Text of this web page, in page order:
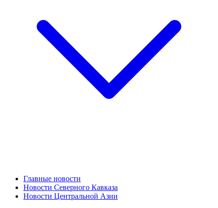
Главные новости
Новости Северного Кавказа
Новости Центральной Азии